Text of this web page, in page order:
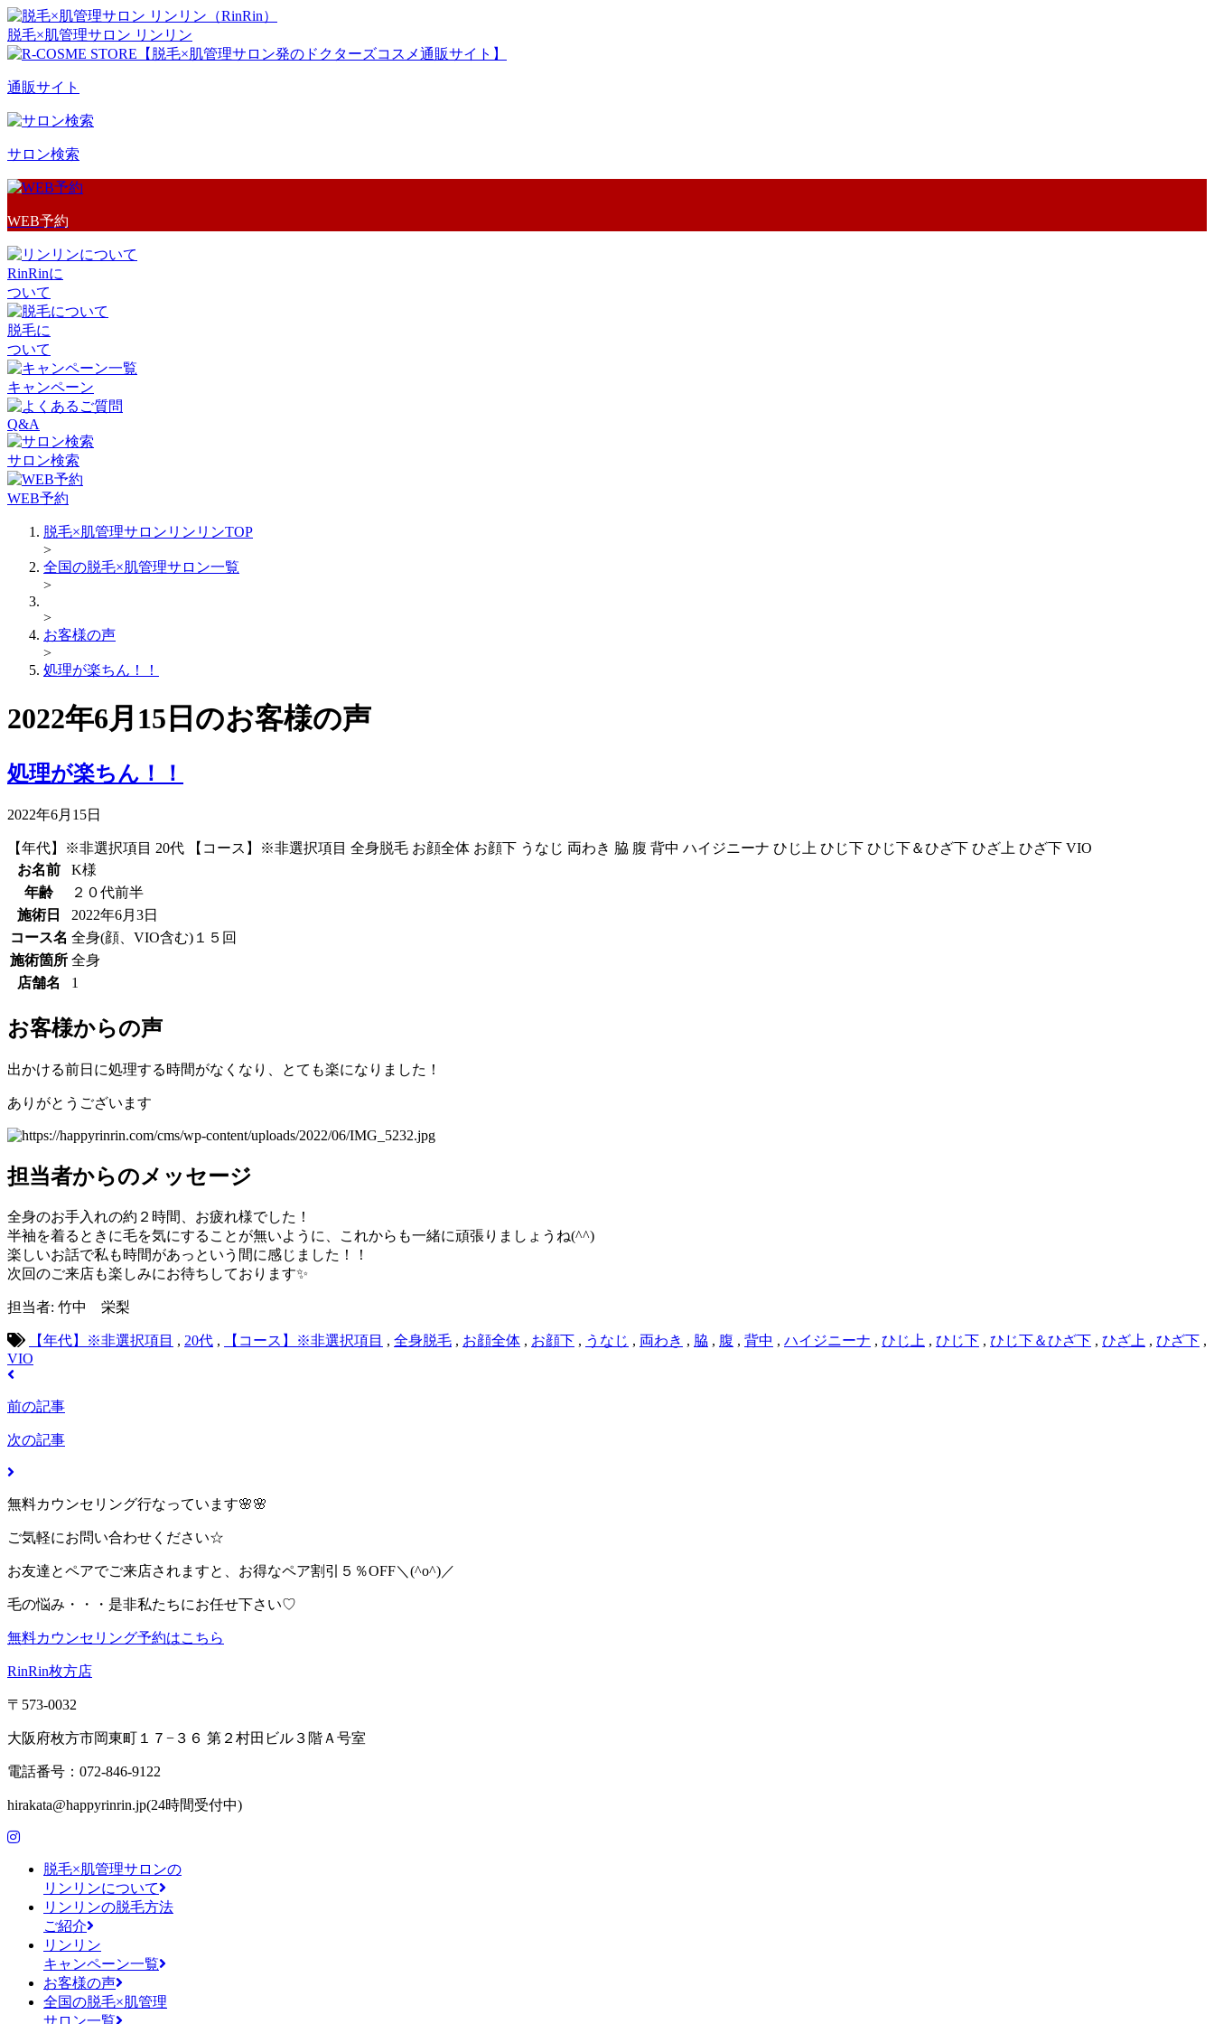
脱毛×肌管理サロン リンリン
通販サイト
サロン検索
WEB予約
RinRinに
ついて
脱毛に
ついて
キャンペーン
Q&A
サロン検索
WEB予約
脱毛×肌管理サロンリンリンTOP
>
全国の脱毛×肌管理サロン一覧
>
>
お客様の声
>
処理が楽ちん！！
2022年6月15日のお客様の声
処理が楽ちん！！
2022年6月15日
【年代】※非選択項目 20代 【コース】※非選択項目 全身脱毛 お顔全体 お顔下 うなじ 両わき 脇 腹 背中 ハイジニーナ ひじ上 ひじ下 ひじ下＆ひざ下 ひざ上 ひざ下 VIO
お名前
K様
年齢
２０代前半
施術日
2022年6月3日
コース名 全身(顔、VIO含む)１５回
施術箇所 全身
店舗名
1
お客様からの声
出かける前日に処理する時間がなくなり、とても楽になりました！
ありがとうございます
担当者からのメッセージ
全身のお手入れの約２時間、お疲れ様でした！
半袖を着るときに毛を気にすることが無いように、これからも一緒に頑張りましょうね(^^)
楽しいお話で私も時間があっという間に感じました！！
次回のご来店も楽しみにお待ちしております✨
担当者: 竹中 栄梨
【年代】※非選択項目 , 20代 , 【コース】※非選択項目 , 全身脱毛 , お顔全体 , お顔下 , うなじ , 両わき , 脇 , 腹 , 背中 , ハイジニーナ , ひじ上 , ひじ下 , ひじ下＆ひざ下 , ひざ上 , ひざ下 ,
VIO
前の記事
次の記事
無料カウンセリング行なっています🌸🌸
ご気軽にお問い合わせください☆
お友達とペアでご来店されますと、お得なペア割引５％OFF＼(^o^)／
毛の悩み・・・是非私たちにお任せ下さい♡
無料カウンセリング予約はこちら
RinRin枚方店
〒573-0032
大阪府枚方市岡東町１７−３６ 第２村田ビル３階Ａ号室
電話番号：072-846-9122
hirakata@happyrinrin.jp(24時間受付中)
脱毛×肌管理サロンの
リンリンについて
リンリンの脱毛方法
ご紹介
リンリン
キャンペーン一覧
お客様の声
全国の脱毛×肌管理